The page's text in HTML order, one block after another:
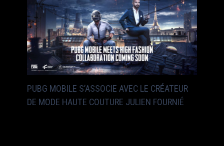
PUBG MOBILE S’ASSOCIE AVEC LE CRÉATEUR
DE MODE HAUTE COUTURE JULIEN FOURNIÉ